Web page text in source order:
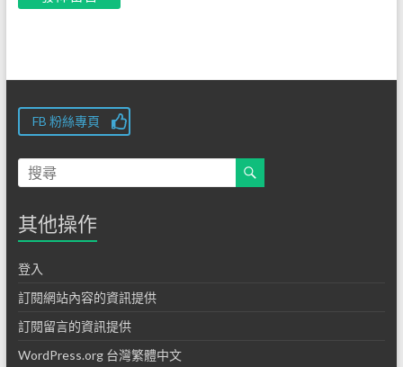
FB 粉絲專頁
其他操作
登入
訂閱網站內容的資訊提供
訂閱留言的資訊提供
WordPress.org 台灣繁體中文